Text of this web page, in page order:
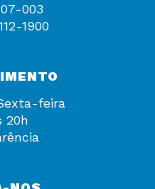
003
1900
feira
20h